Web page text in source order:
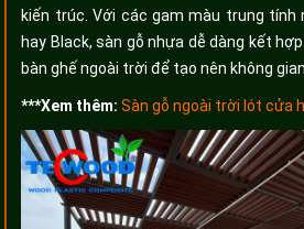
kiến trúc. Với các gam màu trung tính
hay Black, sàn gỗ nhựa dễ dàng kết
bàn ghế ngoài trời để tạo nên không
***Xem thêm: Sàn gỗ ngoài trời lót cửa